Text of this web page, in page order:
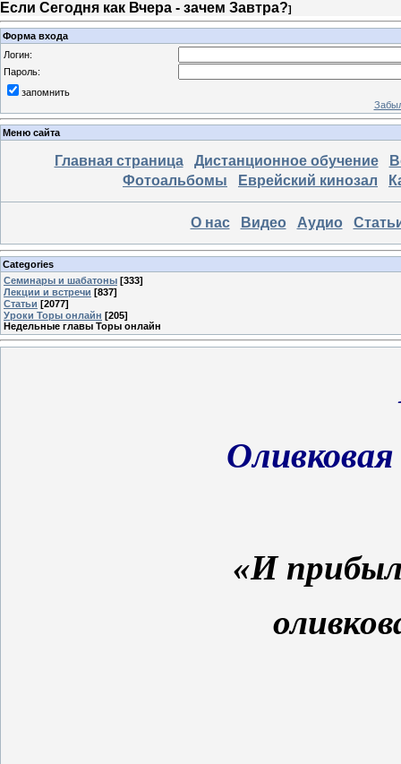
Если Сегодня как Вчера - зачем Завтра?]
Форма входа
Логин:
Пароль:
запомнить
Меню сайта
Главная страница Дистанционное обучение
Фотоальбомы
Еврейский кинозал
О нас Видео Аудио
Categories
Семинары и шабатоны [333]
Лекции и встречи [837]
Статьи [2077]
Уроки Торы онлайн [205]
Недельные главы Торы онлайн
«И прибыл